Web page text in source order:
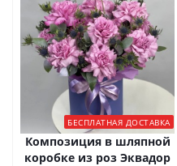
БЕСПЛАТНАЯ ДОСТАВКА
Композиция в шляпной
коробке из роз Эквадор